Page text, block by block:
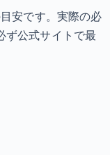
安です。実際の必
ず公式サイトで最